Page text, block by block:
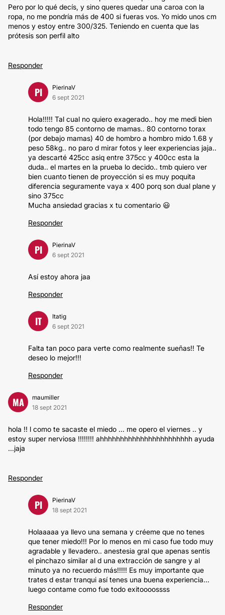
Pero por lo qué decís, y sino queres quedar una caroa con la
ropa, no me pondría más de 400 si fueras vos. Yo mido unos cm
menos y estoy entre 300/325. Teniendo en cuenta que las
prótesis son perfil alto
Responder
PI
PierinaV
6 sept 2021
Hola!!!!! Tal cual no quiero exagerado.. hoy me medi bien
todo tengo 85 contorno de mamas.. 80 contorno torax
(por debajo mamas) 40 de hombro a hombro mido 1.68 y
peso 58kg.. no paro d mirar fotos y leer experiencias jaja..
ya descarté 425cc asiq entre 375cc y 400cc esta la
duda.. el martes en la prueba lo decido.. tmb quiero ver
bien cuanto tienen de proyección si es muy poquita
diferencia seguramente vaya x 400 porq son dual plane y
sino 375cc
Mucha ansiedad gracias x tu comentario 😃
Responder
PI
PierinaV
6 sept 2021
Así estoy ahora jaa
Responder
IT
Itatig
6 sept 2021
Falta tan poco para verte como realmente sueñas!! Te
deseo lo mejor!!!
Responder
MA
maumiller
18 sept 2021
hola !! l como te sacaste el miedo ... me opero el viernes .. y
estoy super nerviosa !!!!!!!! ahhhhhhhhhhhhhhhhhhhhhhh ayuda
...jaja
Responder
PI
PierinaV
18 sept 2021
Holaaaaa ya llevo una semana y créeme que no tenes
que tener miedo!!! Por lo menos en mi caso fue todo muy
agradable y llevadero.. anestesia gral que apenas sentis
el pinchazo similar al d una extracción de sangre y al
minuto ya no recuerdo más!!!!! Es muy importante que
trates d estar tranqui así tenes una buena experiencia...
luego contame como fue todo exitoooossss
Responder